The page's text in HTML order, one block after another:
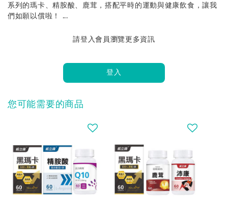
系列的瑪卡、精胺酸、鹿茸，搭配平時的運動與健康飲食，讓我
們如願以償啦！ ...
請登入會員瀏覽更多資訊
登入
您可能需要的商品